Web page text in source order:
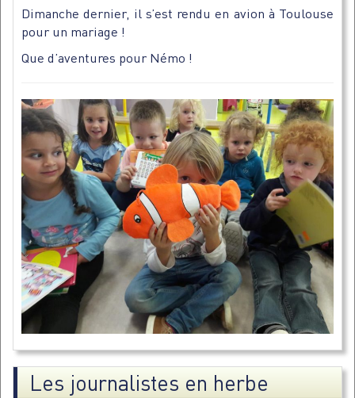
Dimanche dernier, il s’est rendu en avion à Toulouse
pour un mariage !
Que d’aventures pour Némo !
Les journalistes en herbe